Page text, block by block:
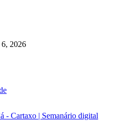
2026
- Cartaxo | Semanário digital